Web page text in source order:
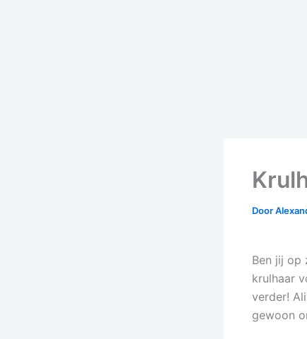
Door
Ben jij op
krulhaar
verder!
gewoon